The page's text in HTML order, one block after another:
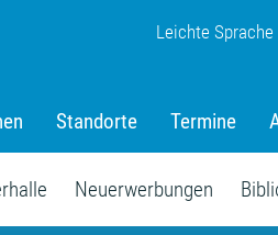
Leichte Sprache
Standorte Termine
Neuerwerbungen